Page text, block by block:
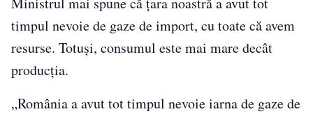
timpul nevoie de gaze de import, cu toate că avem
resurse. Totuși, consumul este mai mare decât
producția.
„România a avut tot timpul nevoie iarna de gaze de